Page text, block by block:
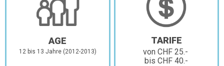
AGE
12 bis 13 Jahre (2012-2013)
TARIFE
von CHF 25.-
bis CHF 40.-